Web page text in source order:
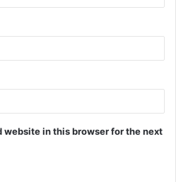
website in this browser for the next